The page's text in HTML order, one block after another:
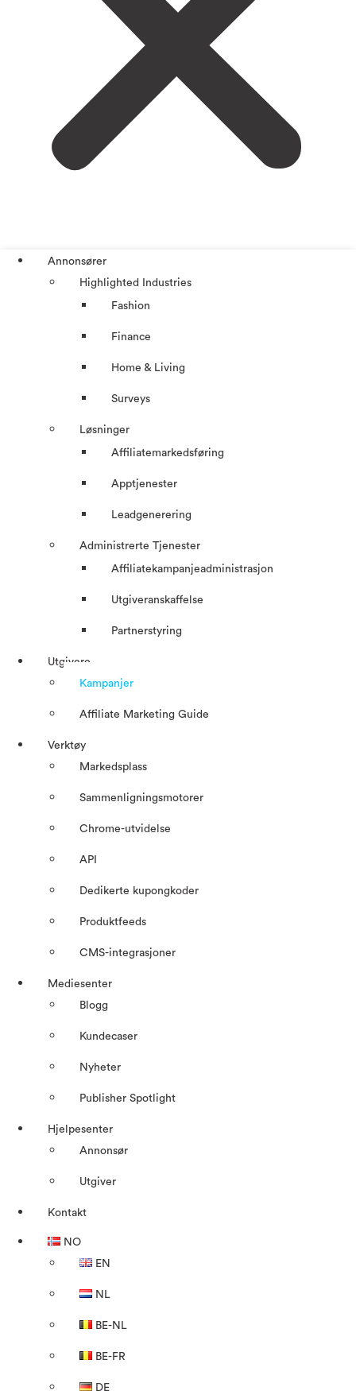
Annonsører
Highlighted Industries
Fashion
Finance
Home & Living
Surveys
Løsninger
Affiliatemarkedsføring
Apptjenester
Leadgenerering
Administrerte Tjenester
Affiliatekampanjeadministrasjon
Utgiveranskaffelse
Partnerstyring
Utgivere
Kampanjer
Affiliate Marketing Guide
Verktøy
Markedsplass
Sammenligningsmotorer
Chrome-utvidelse
API
Dedikerte kupongkoder
Produktfeeds
CMS-integrasjoner
Mediesenter
Blogg
Kundecaser
Nyheter
Publisher Spotlight
Hjelpesenter
Annonsør
Utgiver
Kontakt
NO
EN
NL
BE-NL
BE-FR
DE